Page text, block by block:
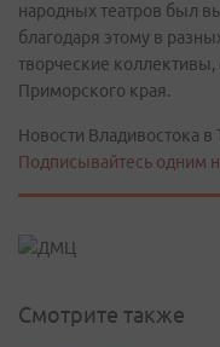
народных театров был
благодаря этому в
творческие
Приморского края.
Новости Владивостока в
Подписывайтесь одним
Смотрите также